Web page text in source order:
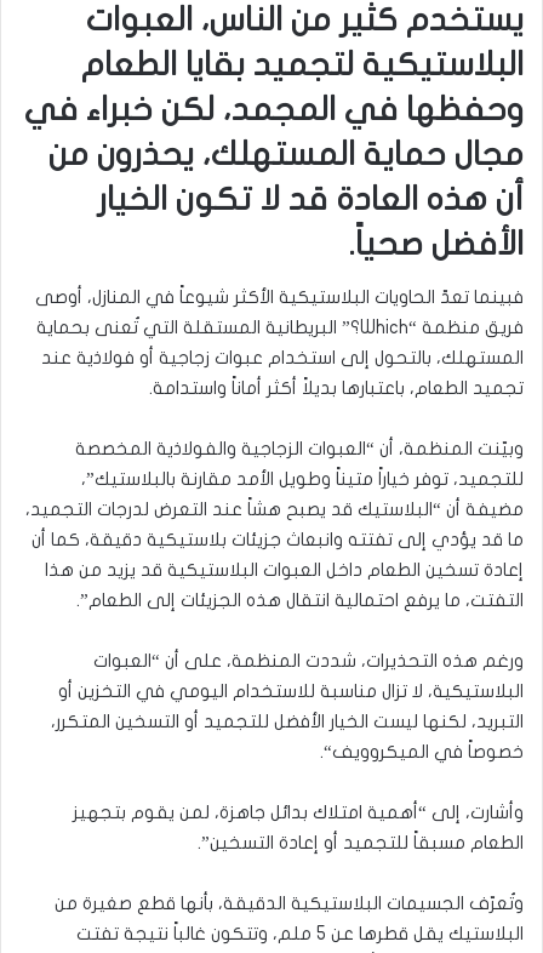
يستخدم كثير من الناس، العبوات
البلاستيكية لتجميد بقايا الطعام
وحفظها في المجمد، لكن خبراء في
مجال حماية المستهلك، يحذرون من
أن هذه العادة قد لا تكون الخيار
الأفضل صحياً.
فبينما تعدّ الحاويات البلاستيكية الأكثر شيوعاً في المنازل، أوصى
فريق منظمة “Which؟” البريطانية المستقلة التي تُعنى بحماية
المستهلك، بالتحول إلى استخدام عبوات زجاجية أو فولاذية عند
تجميد الطعام، باعتبارها بديلاً أكثر أماناً واستدامة.
وبيّنت المنظمة، أن “العبوات الزجاجية والفولاذية المخصصة
للتجميد، توفر خياراً متيناً وطويل الأمد مقارنة بالبلاستيك”،
مضيفة أن “البلاستيك قد يصبح هشاً عند التعرض لدرجات التجميد،
ما قد يؤدي إلى تفتته وانبعاث جزيئات بلاستيكية دقيقة، كما أن
إعادة تسخين الطعام داخل العبوات البلاستيكية قد يزيد من هذا
التفتت، ما يرفع احتمالية انتقال هذه الجزيئات إلى الطعام”.
ورغم هذه التحذيرات، شددت المنظمة، على أن “العبوات
البلاستيكية، لا تزال مناسبة للاستخدام اليومي في التخزين أو
التبريد، لكنها ليست الخيار الأفضل للتجميد أو التسخين المتكرر،
خصوصاً في الميكروويف“.
وأشارت، إلى “أهمية امتلاك بدائل جاهزة، لمن يقوم بتجهيز
الطعام مسبقاً للتجميد أو إعادة التسخين”.
وتُعرّف الجسيمات البلاستيكية الدقيقة، بأنها قطع صغيرة من
البلاستيك يقل قطرها عن 5 ملم، وتتكون غالباً نتيجة تفتت